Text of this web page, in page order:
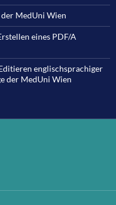
MedUni Wien
eines PDF/A
englischsprachiger
der MedUni Wien